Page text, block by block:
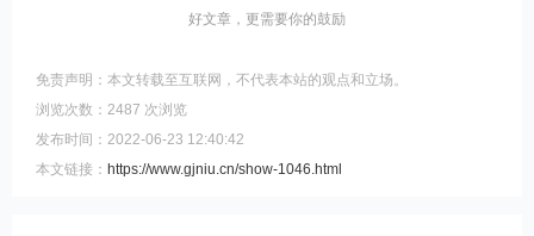
好文章，更需要你的鼓励
免责声明：本文转载至互联网，不代表本站的观点和立场。
浏览次数：2487 次浏览
发布时间：2022-06-23 12:40:42
本文链接： https://www.gjniu.cn/show-1046.html